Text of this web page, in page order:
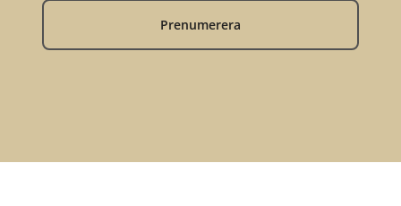
Prenumerera